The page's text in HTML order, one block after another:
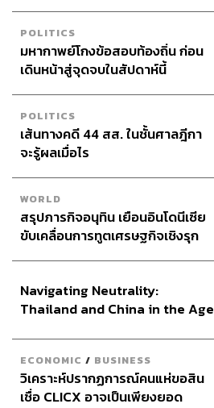
POLITICS
มหากาพย์โกงข้อสอบท้องถิ่น ก่อน
เดินหน้าสู่จุดจบในสัปดาห์นี้
POLITICS
เส้นทางคดี 44 สส. ในชั้นศาลฎีกา
จะรู้ผลเมื่อไร
WORLD
สรุปภารกิจอนุทิน เยือนอินโดนีเซีย
ขับเคลื่อนการทูตเศรษฐกิจเชิงรุก
Navigating Neutrality:
Thailand and China in the Age
ECONOMIC / BUSINESS
วิเคราะห์ปรากฏการณ์คนแห่ขอสิน
เชื่อ CLICX อาจเป็นเพียงยอด